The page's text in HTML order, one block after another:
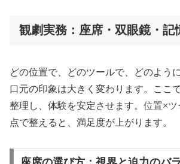
観劇実務：座席・双眼鏡・記
どの位置で、どのツールで、どのよう
口元の印象は大きく変わります。ここ
整理し、体験を安定させます。 位置×ツ
点で整えると、満足度が上がります。